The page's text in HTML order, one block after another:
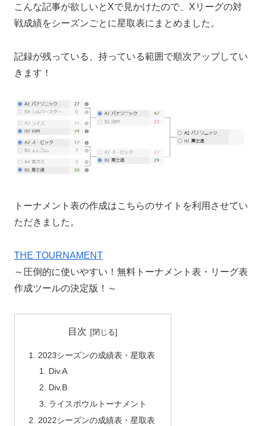
こんな記事が欲しいとXで見かけたので、Xリーグの対
戦成績をシーズンごとに星取表にまとめました。
記録が残っている、持っている範囲で順次アップしてい
きます！
トーナメント表の作成はこちらのサイトを利用させてい
ただきました。
THE TOURNAMENT
～圧倒的に使いやすい！無料トーナメント表・リーグ表
作成ツールの決定版！～
目次
2023シーズンの成績表・星取表
Div.A
Div.B
ライスボウルトーナメント
2022シーズンの成績表・星取表